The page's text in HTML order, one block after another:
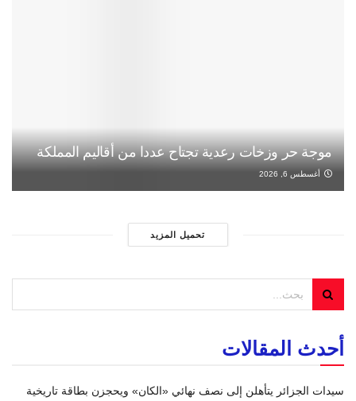
موجة حر وزخات رعدية تجتاح عددا من أقاليم المملكة
أغسطس 6, 2026
تحميل المزيد
أحدث المقالات
سيدات الجزائر يتأهلن إلى نصف نهائي «الكان» ويحجزن بطاقة تاريخية